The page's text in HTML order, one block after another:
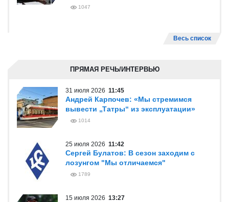
1047
Весь список
ПРЯМАЯ РЕЧЬ/ИНТЕРВЬЮ
31 июля 2026 11:45
Андрей Карпочев: «Мы стремимся
вывести „Татры“ из эксплуатации»
1014
25 июля 2026 11:42
Сергей Булатов: В сезон заходим с
лозунгом "Мы отличаемся"
1789
15 июля 2026 13:27